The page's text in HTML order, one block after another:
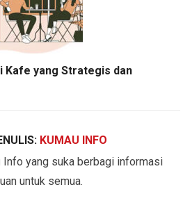
Kafe yang Strategis dan
KUMAU INFO
Info yang suka berbagi informasi
untuk semua.